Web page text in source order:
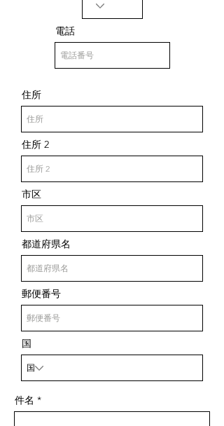
電話
住所
住所 2
市区
都道府県名
郵便番号
国
件名